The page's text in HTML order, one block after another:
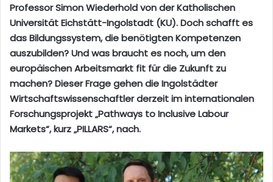
Professor Simon Wiederhold von der Katholischen
Universität Eichstätt-Ingolstadt (KU). Doch schafft es
das Bildungssystem, die benötigten Kompetenzen
auszubilden? Und was braucht es noch, um den
europäischen Arbeitsmarkt fit für die Zukunft zu
machen? Dieser Frage gehen die Ingolstädter
Wirtschaftswissenschaftler derzeit im internationalen
Forschungsprojekt „Pathways to Inclusive Labour
Markets“, kurz „PILLARS“, nach.